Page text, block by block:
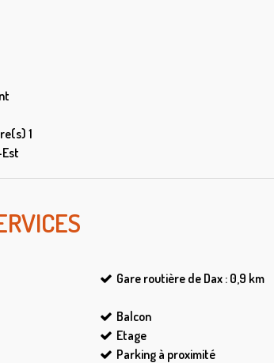
1
Gare routière de Dax : 0,9 km
Balcon
Etage
Parking à proximité